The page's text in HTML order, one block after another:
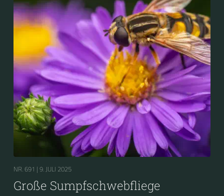
NR. 691 | 9. JULI 2025
Große Sumpfschwebfliege